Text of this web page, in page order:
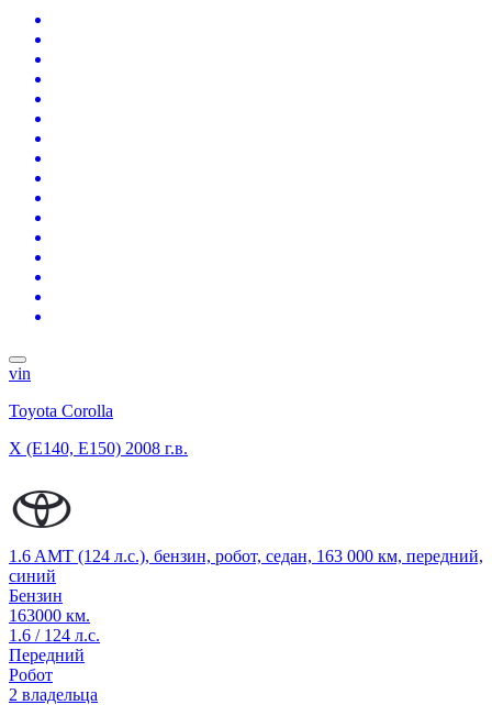
vin
Toyota Corolla
X (E140, E150) 2008 г.в.
1.6 AMT (124 л.с.), бензин, робот, седан, 163 000 км, передний,
синий
Бензин
163000 км.
1.6 / 124 л.с.
Передний
Робот
2 владельца